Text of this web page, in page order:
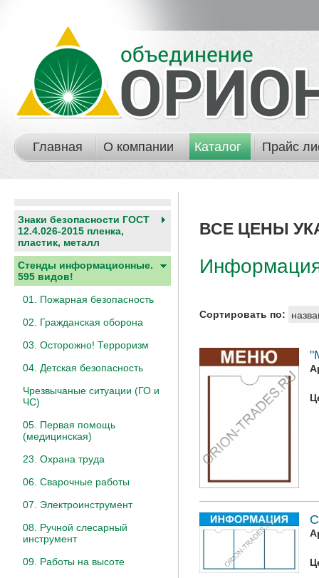
Главная О компании Каталог Прайс
Знаки безопасности ГОСТ
12.4.026-2015 пленка,
пластик, металл
Стенды информационные.
595 видов!
01. Пожарная безопасность
02. Гражданская оборона
03. Осторожно! Терроризм
04. Детская безопасность
Чрезвычаные ситуации (ГО и
ЧС)
05. Первая помощь
(медицинская)
23. Охрана труда
06. Сварочные работы
07. Электроинструмент
08. Ручной слесарный
инструмент
09. Работы на высоте
ВСЕ ЦЕНЫ
Сортировать по: